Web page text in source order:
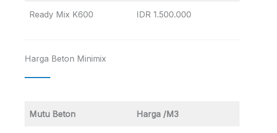
Ready Mix K600 IDR 1.500.000
Harga Beton Minimix
Mutu Beton Harga /M3